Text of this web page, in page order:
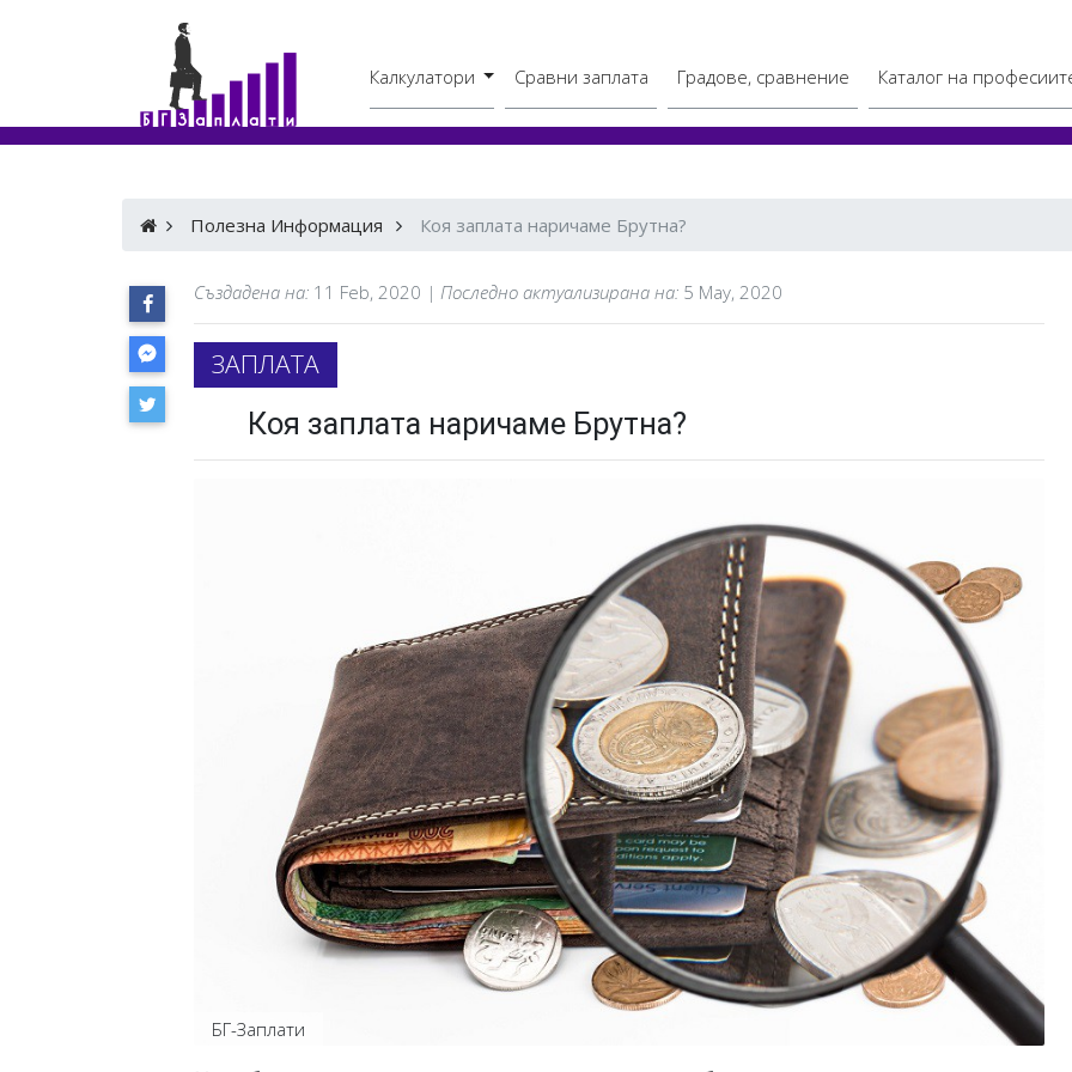
Калкулатори Сравни заплата Градове, сравнение Каталог на
Полезна Информация Коя заплата наричаме Брутна?
Създадена на: 11 Feb, 2020 | Последно актуализирана на: 5 May, 2020
ЗАПЛАТА
Коя заплата наричаме Брутна?
БГ-Заплати